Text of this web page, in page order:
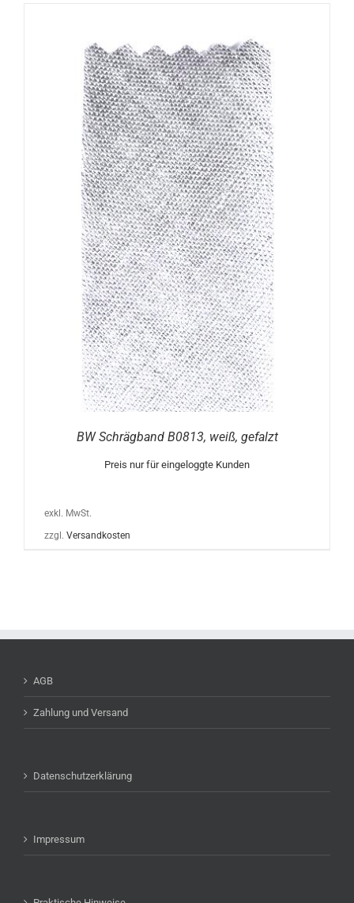
BW Schrägband B0813, weiß, gefalzt
Preis nur für eingeloggte Kunden
exkl. MwSt.
zzgl. Versandkosten
AGB
Zahlung und Versand
Datenschutzerklärung
Impressum